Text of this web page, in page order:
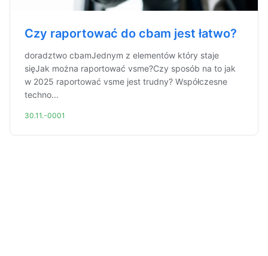
Czy raportować do cbam jest łatwo?
doradztwo cbamJednym z elementów który staje
sięJak można raportować vsme?Czy sposób na to jak
w 2025 raportować vsme jest trudny? Współczesne
techno...
30.11.-0001